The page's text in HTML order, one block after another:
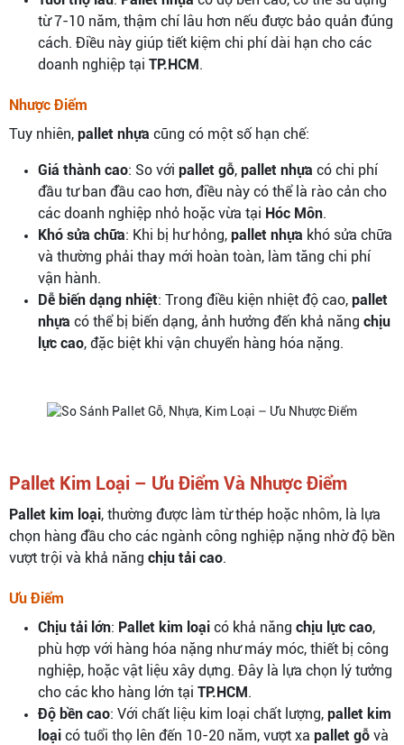
từ 7-10 năm, thậm chí lâu hơn nếu được bảo quản đúng
cách. Điều này giúp tiết kiệm chi phí dài hạn cho các
doanh nghiệp tại TP.HCM.
Nhược Điểm
Tuy nhiên, pallet nhựa cũng có một số hạn chế:
Giá thành cao: So với pallet gỗ, pallet nhựa có chi phí
đầu tư ban đầu cao hơn, điều này có thể là rào cản cho
các doanh nghiệp nhỏ hoặc vừa tại Hóc Môn.
Khó sửa chữa: Khi bị hư hỏng, pallet nhựa khó sửa chữa
và thường phải thay mới hoàn toàn, làm tăng chi phí
vận hành.
Dễ biến dạng nhiệt: Trong điều kiện nhiệt độ cao, pallet
nhựa có thể bị biến dạng, ảnh hưởng đến khả năng chịu
lực cao, đặc biệt khi vận chuyển hàng hóa nặng.
Pallet Kim Loại – Ưu Điểm Và Nhược Điểm
Pallet kim loại, thường được làm từ thép hoặc nhôm, là lựa
chọn hàng đầu cho các ngành công nghiệp nặng nhờ độ bền
vượt trội và khả năng chịu tải cao.
Ưu Điểm
Chịu tải lớn: Pallet kim loại có khả năng chịu lực cao,
phù hợp với hàng hóa nặng như máy móc, thiết bị công
nghiệp, hoặc vật liệu xây dựng. Đây là lựa chọn lý tưởng
cho các kho hàng lớn tại TP.HCM.
Độ bền cao: Với chất liệu kim loại chất lượng, pallet kim
loại có tuổi thọ lên đến 10-20 năm, vượt xa pallet gỗ và